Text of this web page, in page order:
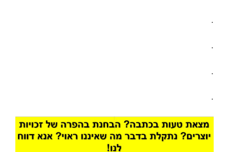
.
.
.
.